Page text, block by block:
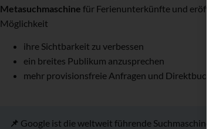
Metasuchmaschine für Ferienunterkünfte und
Möglichkeit
ihre Sichtbarkeit zu verbessen
ein breites Publikum anzusprechen
mehr provisionsfreie Anfragen und
📌 Google ist die weltweit führende